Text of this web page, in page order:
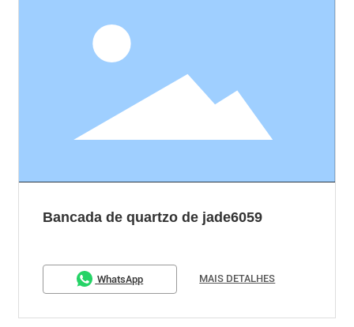
Bancada de quartzo de jade6059
WhatsApp MAIS DETALHES